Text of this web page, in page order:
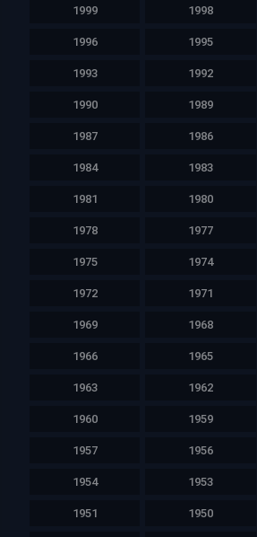
1999 1998
1996 1995
1993 1992
1990 1989
1987 1986
1984 1983
1981 1980
1978 1977
1975 1974
1972 1971
1969 1968
1966 1965
1963 1962
1960 1959
1957 1956
1954 1953
1951 1950